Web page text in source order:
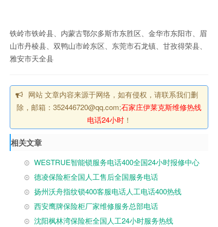
铁岭市铁岭县、内蒙古鄂尔多斯市东胜区、金华市东阳市、眉
山市丹棱县、双鸭山市岭东区、东莞市石龙镇、甘孜得荣县、
雅安市天全县
网站 文章内容来源于网络，如有侵权，请联系我们删
除，邮箱：352446720@qq.com;石家庄伊莱克斯维修热线
电话24小时！
相关文章
WESTRUE智能锁服务电话400全国24小时报修中心
德凌保险柜全国人工售后全国服务电话
扬州沃舟指纹锁400客服电话人工电话400热线
西安鹰牌保险柜厂家维修服务总部电话
沈阳枫林湾保险柜全国人工24小时服务热线